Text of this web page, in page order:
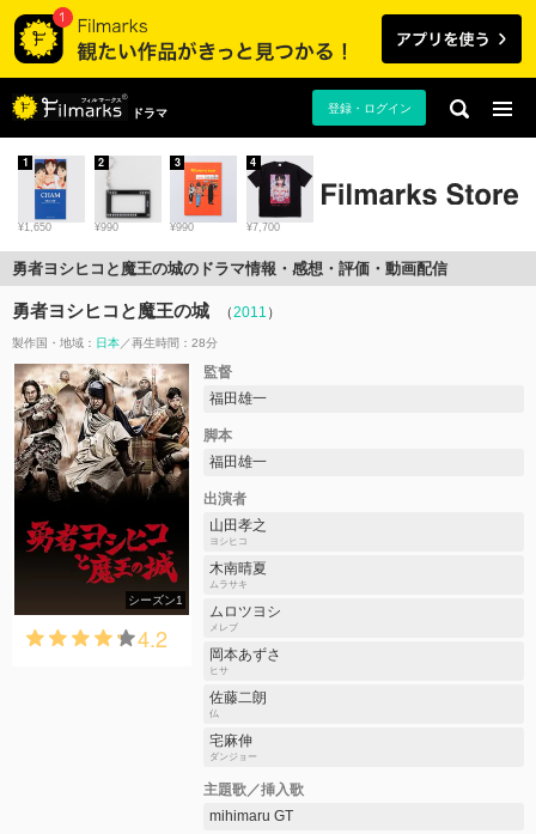
ドラマ 登録・ログイン
¥1,650
1
¥990
2
¥990
3
¥7,700
4
勇者ヨシヒコと魔王の城のドラマ情報・感想・評価・動画配信
勇者ヨシヒコと魔王の城 （2011 ）
製作国・地域： 日本 再生時間：28分
シーズン1
4.2
監督
福田雄一
脚本
福田雄一
出演者
山田孝之
ヨシヒコ
木南晴夏
ムラサキ
ムロツヨシ
メレブ
岡本あずさ
ヒサ
佐藤二朗
仏
宅麻伸
ダンジョー
主題歌／挿入歌
mihimaru GT